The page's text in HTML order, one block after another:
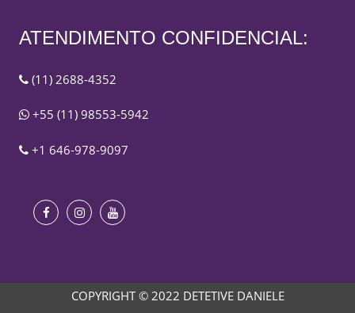
ATENDIMENTO CONFIDENCIAL:
(11) 2688-4352
+55 (11) 98553-5942
+1 646-978-9097
COPYRIGHT © 2022 DETETIVE DANIELE